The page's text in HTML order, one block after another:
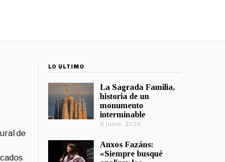
de
LO ÚLTIMO
La Sagrada Familia,
historia de un
monumento
interminable
8 junio, 2026
Anxos Fazáns:
«Siempre busqué